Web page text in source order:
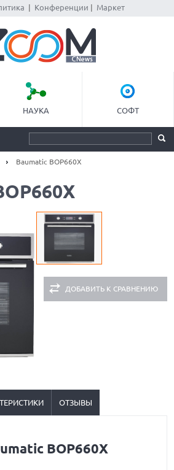
Конференции Маркет
НАУКА СОФТ
Baumatic BOP660X
ДОБАВИТЬ К СРАВНЕНИЮ
ОТЗЫВЫ
BOP660X